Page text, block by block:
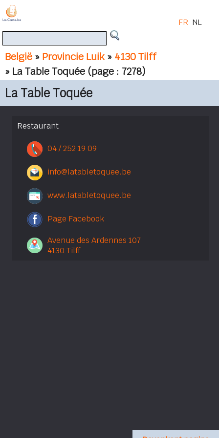
België » Provincie Luik» 4130 Tilff
» La Table Toquée (page : 7278)
FR NL
La Table Toquée
Restaurant
04 / 252 19 09
info@latabletoquee.be
www.latabletoquee.be
Page Facebook
Avenue des Ardennes 107
4130 Tilff